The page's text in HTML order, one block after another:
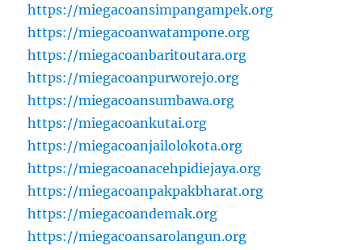
https://miegacoansimpangampek.org
https://miegacoanwatampone.org
https://miegacoanbaritoutara.org
https://miegacoanpurworejo.org
https://miegacoansumbawa.org
https://miegacoankutai.org
https://miegacoanjailolokota.org
https://miegacoanacehpidiejaya.org
https://miegacoanpakpakbharat.org
https://miegacoandemak.org
https://miegacoansarolangun.org